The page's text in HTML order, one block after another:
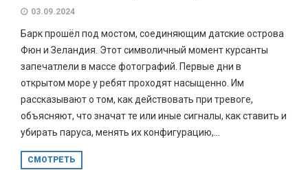
03.09.2024
Барк прошёл под мостом, соединяющим датские острова
Фюн и Зеландия. Этот символичный момент курсанты
запечатлели в массе фотографий. Первые дни в
открытом море у ребят проходят насыщенно. Им
рассказывают о том, как действовать при тревоге,
объясняют, что значат те или иные сигналы, как ставить и
убирать паруса, менять их конфигурацию,...
СМОТРЕТЬ